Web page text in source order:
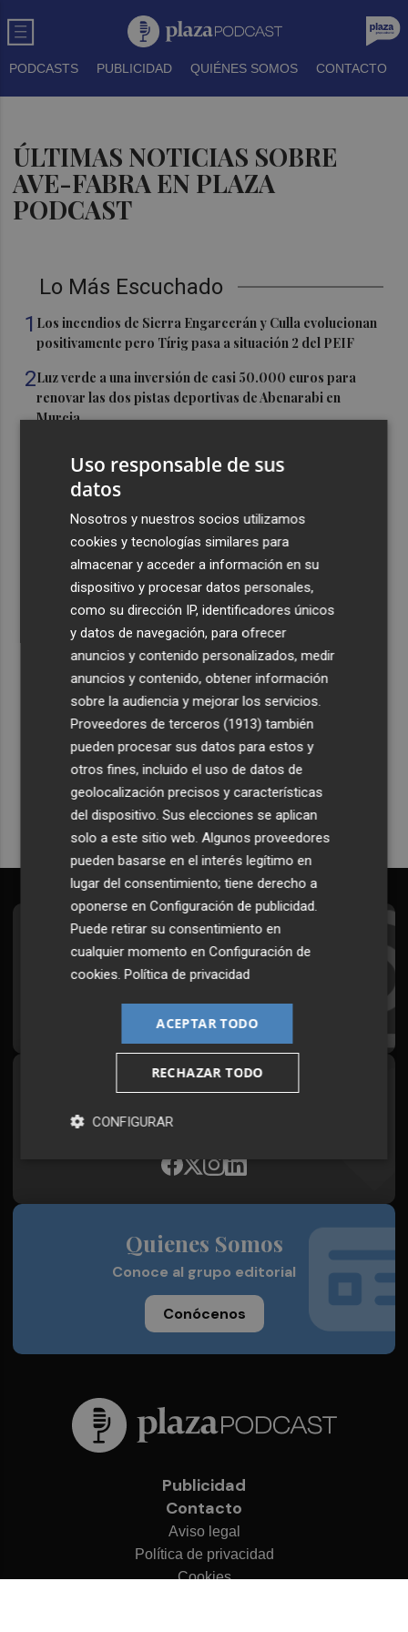
PODCASTS PUBLICIDAD QUIÉNES SOMOS CONTACTO
ÚLTIMAS NOTICIAS SOBRE
AVE-FABRA EN PLAZA
PODCAST
Lo Más Escuchado
1 Los incendios de Sierra Engarcerán y Culla evolucionan
positivamente pero Tírig pasa a situación 2 del PEIF
2Luz verde a una inversión de casi 50.000 euros para
renovar las dos pistas deportivas de Abenarabi en
Murcia
máximo nivel de accesibilidad están en Cartagena
demanda 15.000 millones en 6 meses
El oleoturismo se abre al público internacional con la
gastronomía como reclamo
Recibe toda la actualidad de
Plaza Podcast en tu correo
Quiero suscribirme
Suscríbete al Boletín
Todos los días a primera hora en tu email
Síguenos en redes
Plaza Podcast, desde cualquier medio
Quienes Somos
Conoce al grupo editorial
Conócenos
Publicidad
Contacto
Aviso legal
Política de privacidad
Cookies
Uso responsable de sus
datos
Nosotros y nuestros socios utilizamos
cookies y tecnologías similares para
almacenar y acceder a información en su
dispositivo y procesar datos personales,
como su dirección IP, identificadores únicos
y datos de navegación, para ofrecer
anuncios y contenido personalizados, medir
anuncios y contenido, obtener información
sobre la audiencia y mejorar los servicios.
Proveedores de terceros (1913) también
pueden procesar sus datos para estos y
otros fines, incluido el uso de datos de
geolocalización precisos y características
del dispositivo. Sus elecciones se aplican
solo a este sitio web. Algunos proveedores
pueden basarse en el interés legítimo en
lugar del consentimiento; tiene derecho a
oponerse enConfiguración de publicidad.
Puede retirar su consentimiento en
cualquier momento enConfiguración de
cookies.Política de privacidad
ACEPTAR TODO
RECHAZAR TODO
CONFIGURAR